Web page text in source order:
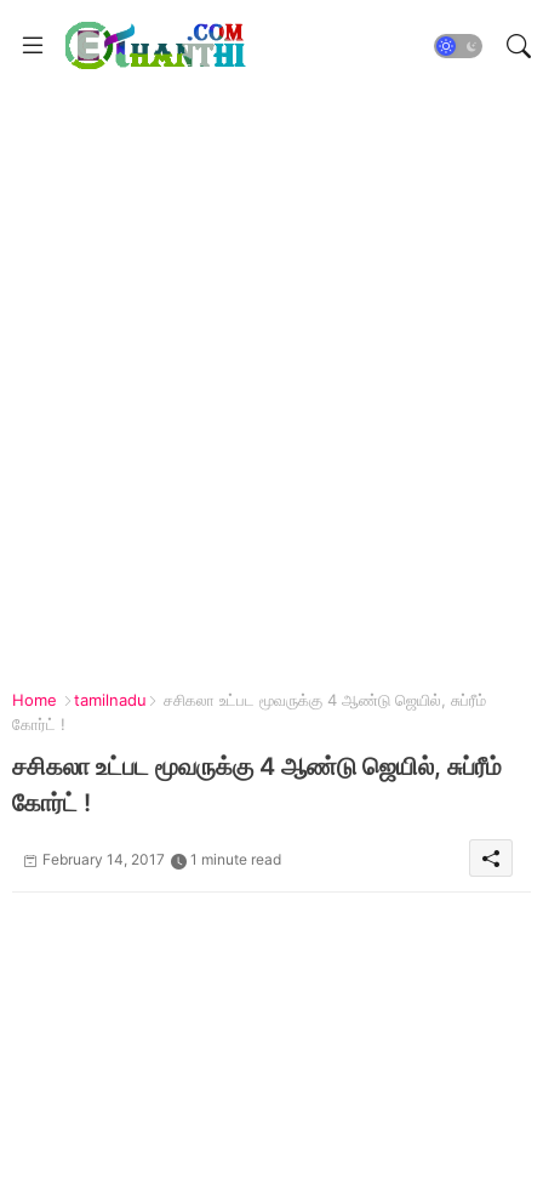
Home tamilnadu
சசிகலா உட்பட மூவருக்கு 4 ஆண்டு ஜெயில், சுப்ரீம்
கோர்ட் !
சசிகலா உட்பட மூவருக்கு 4 ஆண்டு ஜெயில், சுப்ரீம்
கோர்ட் !
February 14, 2017 1 minute read